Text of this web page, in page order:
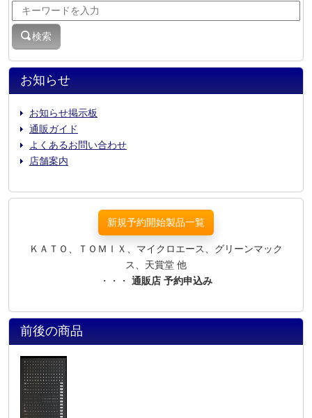
お知らせ
お知らせ掲示板
通販ガイド
よくあるお問い合わせ
店舗案内
検索
新規予約開始製品一覧
ＫＡＴＯ、ＴＯＭＩＸ、マイクロエース、グリーンマック
ス、天賞堂 他
・・・ 通販店 予約申込み
前後の商品